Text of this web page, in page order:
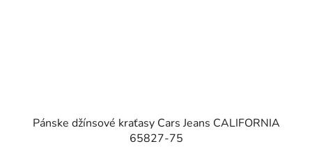
Pánske džínsové kraťasy Cars Jeans CALIFORNIA
65827-75